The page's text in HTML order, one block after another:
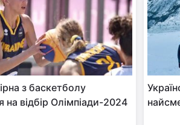
з баскетболу
на відбір Олімпіади-2024